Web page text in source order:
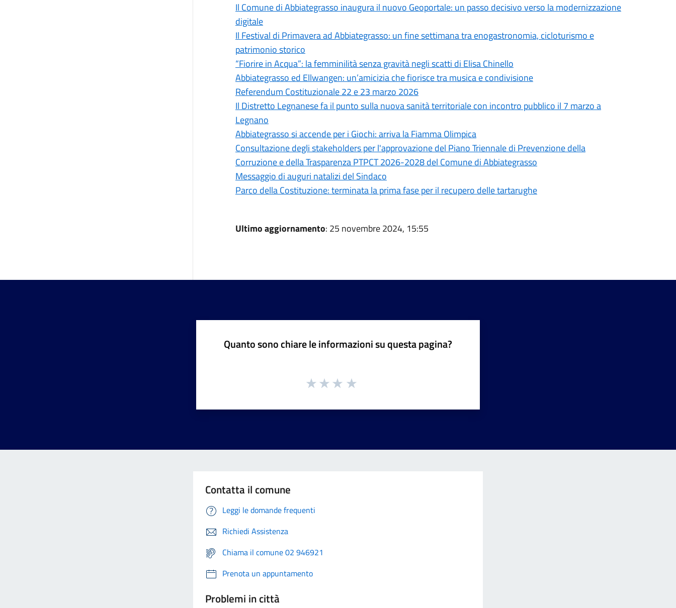
Il Comune di Abbiategrasso inaugura il nuovo Geoportale: un passo decisivo verso la modernizzazione
digitale
Il Festival di Primavera ad Abbiategrasso: un fine settimana tra enogastronomia, cicloturismo e
patrimonio storico
“Fiorire in Acqua”: la femminilità senza gravità negli scatti di Elisa Chinello
Abbiategrasso ed Ellwangen: un’amicizia che fiorisce tra musica e condivisione
Referendum Costituzionale 22 e 23 marzo 2026
Il Distretto Legnanese fa il punto sulla nuova sanità territoriale con incontro pubblico il 7 marzo a
Legnano
Abbiategrasso si accende per i Giochi: arriva la Fiamma Olimpica
Consultazione degli stakeholders per l'approvazione del Piano Triennale di Prevenzione della
Corruzione e della Trasparenza PTPCT 2026-2028 del Comune di Abbiategrasso
Messaggio di auguri natalizi del Sindaco
Parco della Costituzione: terminata la prima fase per il recupero delle tartarughe
Ultimo aggiornamento: 25 novembre 2024, 15:55
Quanto sono chiare le informazioni su questa pagina?
Contatta il comune
Leggi le domande frequenti
Richiedi Assistenza
Chiama il comune 02 946921
Prenota un appuntamento
Problemi in città